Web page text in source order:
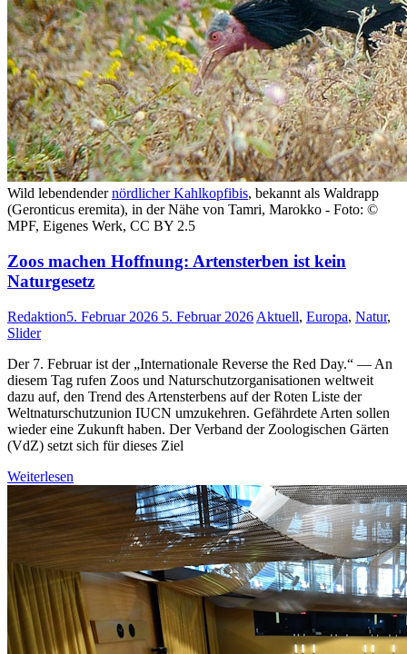
Wild lebendendernördlicher Kahlkopfibis, bekannt als Waldrapp
(Geronticus eremita), in der Nähe von Tamri, Marokko - Foto: ©
MPF, Eigenes Werk, CC BY 2.5
Zoos machen Hoffnung: Artensterben ist kein
Naturgesetz
Redaktion5. Februar 2026 5. Februar 2026 Aktuell, Europa, Natur,
Slider
Der 7. Februar ist der „Internationale Reverse the Red Day.“ — An
diesem Tag rufen Zoos und Naturschutzorganisationen weltweit
dazu auf, den Trend des Artensterbens auf der Roten Liste der
Weltnaturschutzunion IUCN umzukehren. Gefährdete Arten sollen
wieder eine Zukunft haben. Der Verband der Zoologischen Gärten
(VdZ) setzt sich für dieses Ziel
Weiterlesen